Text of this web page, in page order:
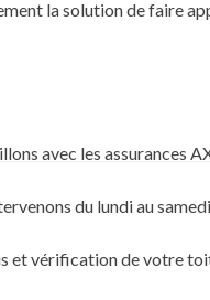
la solution de faire
avec les assurances
du lundi au
et vérification de votre